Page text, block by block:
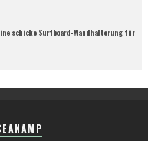
schicke Surfboard-Wandhalterung für